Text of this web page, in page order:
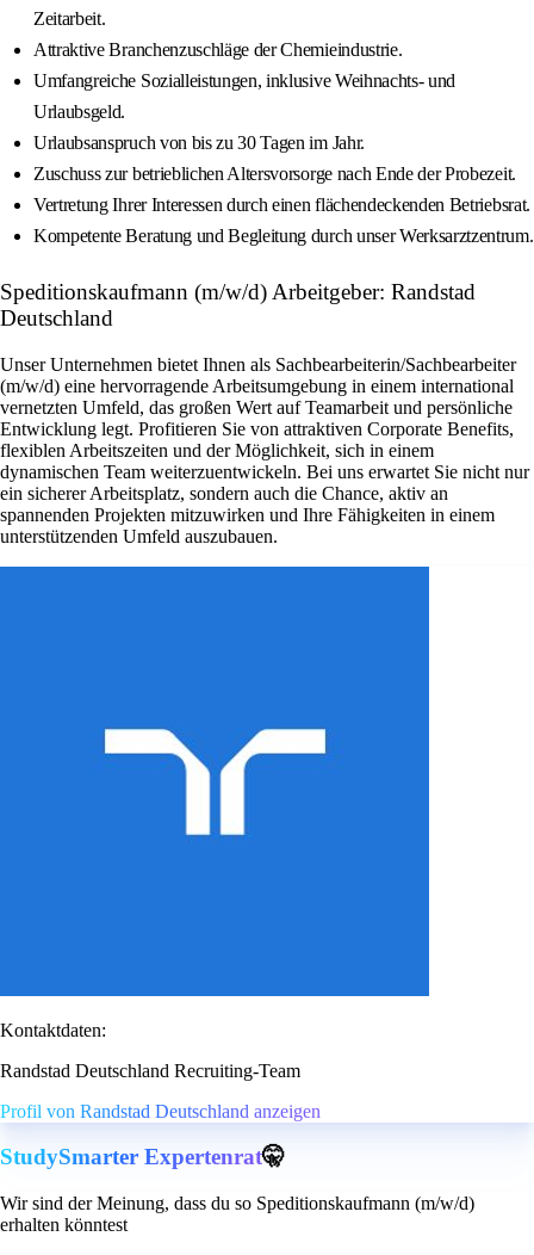
Zeitarbeit.
Attraktive Branchenzuschläge der Chemieindustrie.
Umfangreiche Sozialleistungen, inklusive Weihnachts- und
Urlaubsgeld.
Urlaubsanspruch von bis zu 30 Tagen im Jahr.
Zuschuss zur betrieblichen Altersvorsorge nach Ende der Probezeit.
Vertretung Ihrer Interessen durch einen flächendeckenden Betriebsrat.
Kompetente Beratung und Begleitung durch unser Werksarztzentrum.
Speditionskaufmann (m/w/d) Arbeitgeber: Randstad
Deutschland
Unser Unternehmen bietet Ihnen als Sachbearbeiterin/Sachbearbeiter
(m/w/d) eine hervorragende Arbeitsumgebung in einem international
vernetzten Umfeld, das großen Wert auf Teamarbeit und persönliche
Entwicklung legt. Profitieren Sie von attraktiven Corporate Benefits,
flexiblen Arbeitszeiten und der Möglichkeit, sich in einem
dynamischen Team weiterzuentwickeln. Bei uns erwartet Sie nicht nur
ein sicherer Arbeitsplatz, sondern auch die Chance, aktiv an
spannenden Projekten mitzuwirken und Ihre Fähigkeiten in einem
unterstützenden Umfeld auszubauen.
Kontaktdaten:
Randstad Deutschland Recruiting-Team
Profil von Randstad Deutschland anzeigen
StudySmarter Expertenrat🤫
Wir sind der Meinung, dass du so Speditionskaufmann (m/w/d)
erhalten könntest